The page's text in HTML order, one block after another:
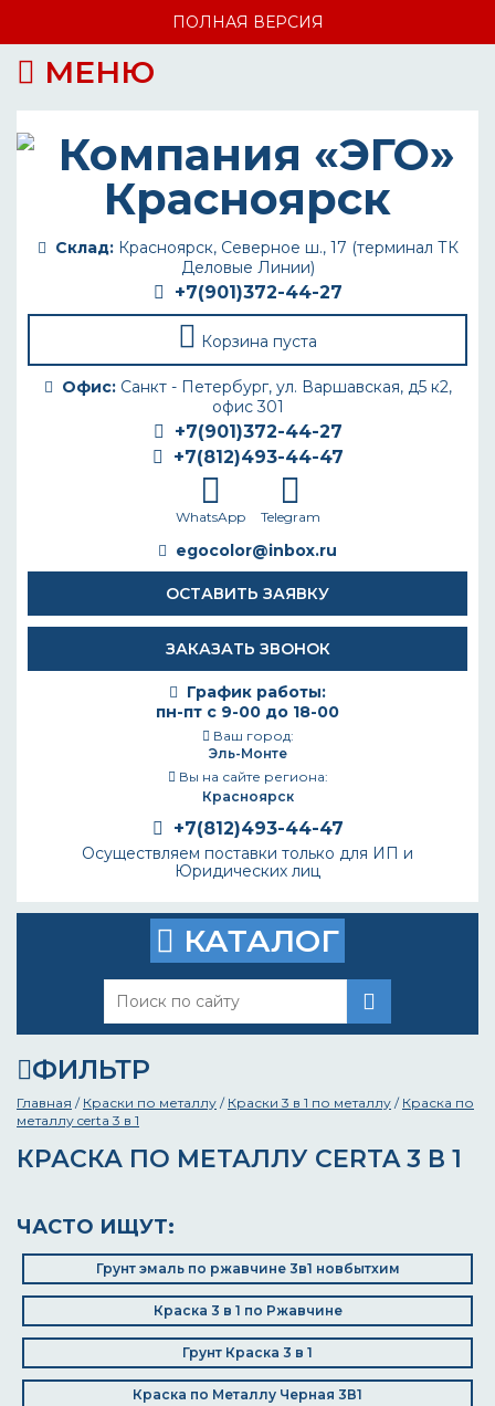
ПОЛНАЯ ВЕРСИЯ
МЕНЮ
Склад:Красноярск, Северное ш., 17 (терминал ТК
Деловые Линии)
+7(901)372-44-27
Корзина пуста
Офис:Санкт - Петербург, ул. Варшавская, д5 к2,
офис 301
+7(901)372-44-27
+7(812)493-44-47
WhatsApp Telegram
egocolor@inbox.ru
ОСТАВИТЬ ЗАЯВКУ
ЗАКАЗАТЬ ЗВОНОК
График работы:
пн-пт с 9-00 до 18-00
Ваш город:
Эль-Монте
Вы на сайте региона:
Красноярск
+7(812)493-44-47
Осуществляем поставки только для ИП и
Юридических лиц
КАТАЛОГ
ФИЛЬТР
Главная / Краски по металлу / Краски 3 в 1 по металлу / Краска по
металлу certa 3 в 1
КРАСКА ПО МЕТАЛЛУ CERTA 3 В 1
ЧАСТО ИЩУТ:
Грунт эмаль по ржавчине 3в1 новбытхим
Краска 3 в 1 по Ржавчине
Грунт Краска 3 в 1
Краска по Металлу Черная 3В1